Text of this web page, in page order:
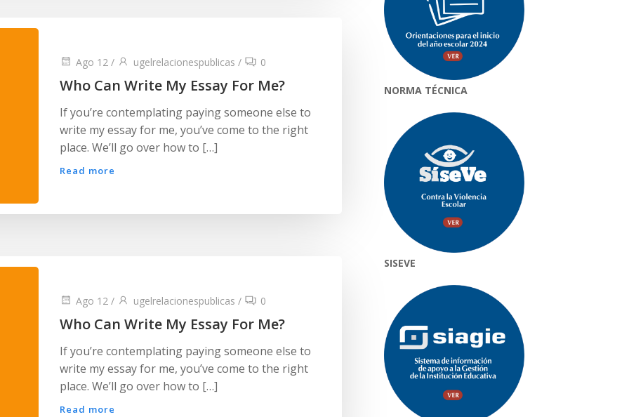
Ago 12 / ugelrelacionespublicas / 0
Who Can Write My Essay For Me?
If you’re contemplating paying someone else to
write my essay for me, you’ve come to the right
place. We’ll go over how to […]
Read more
Ago 12 / ugelrelacionespublicas / 0
Who Can Write My Essay For Me?
If you’re contemplating paying someone else to
write my essay for me, you’ve come to the right
place. We’ll go over how to […]
Read more
NORMA TÉCNICA
SISEVE